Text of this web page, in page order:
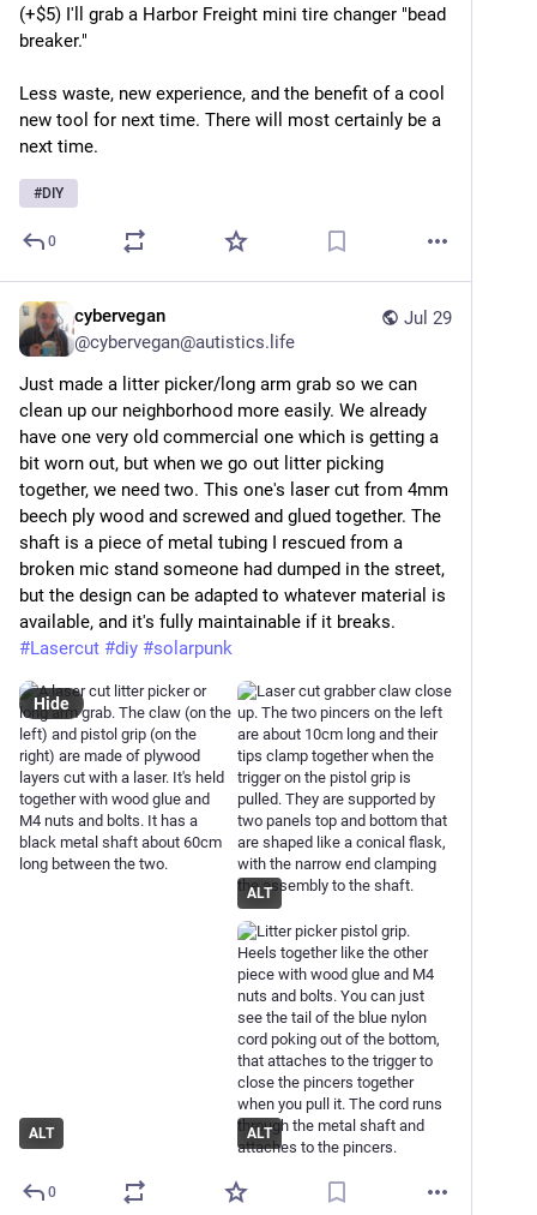
(+$5) I'll grab a Harbor Freight mini tire changer "bead
breaker."
Less waste, new experience, and the benefit of a cool
new tool for next time. There will most certainly be a
next time.
#DIY
0
Jul 29
cybervegan
@cybervegan@autistics.life
Just made a litter picker/long arm grab so we can
clean up our neighborhood more easily. We already
have one very old commercial one which is getting a
bit worn out, but when we go out litter picking
together, we need two. This one's laser cut from 4mm
beech ply wood and screwed and glued together. The
shaft is a piece of metal tubing I rescued from a
broken mic stand someone had dumped in the street,
but the design can be adapted to whatever material is
#Lasercut #diy #solarpunk
ALT
ALT
ALT
Hide
0